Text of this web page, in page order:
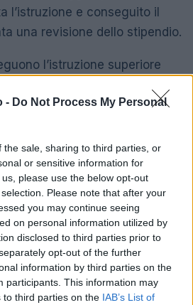
- Do Not Process My Personal
the sale, sharing to third parties, or
or sensitive information for
please use the below opt-out
Please note that after your
you may continue seeing
on personal information utilized by
disclosed to third parties prior to
opt-out of the further
information by third parties on the
participants. This information may
to third parties on the IAB’s List of
l’istruzione e conseguito il
una revisione dello stipendio.
l’istruzione superiore
questa tattica.
circa il 10% in più rispetto al
stipendio.
davvero dalla tua situazione
tra molti altri fattori.
le variabili, se puoi
superiore, il ritorno
vale sicuramente la pena.
di recuperare i costi in